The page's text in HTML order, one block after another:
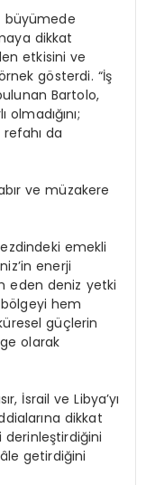
büyümede
dikkat
etkisini ve
gösterdi. “İş
Bartolo,
da
ve müzakere
emekli
enerji
eden deniz yetki
bölgeyi hem
güçlerin
olarak
İsrail ve Libya’yı
dikkat
derinleştirdiğini
getirdiğini